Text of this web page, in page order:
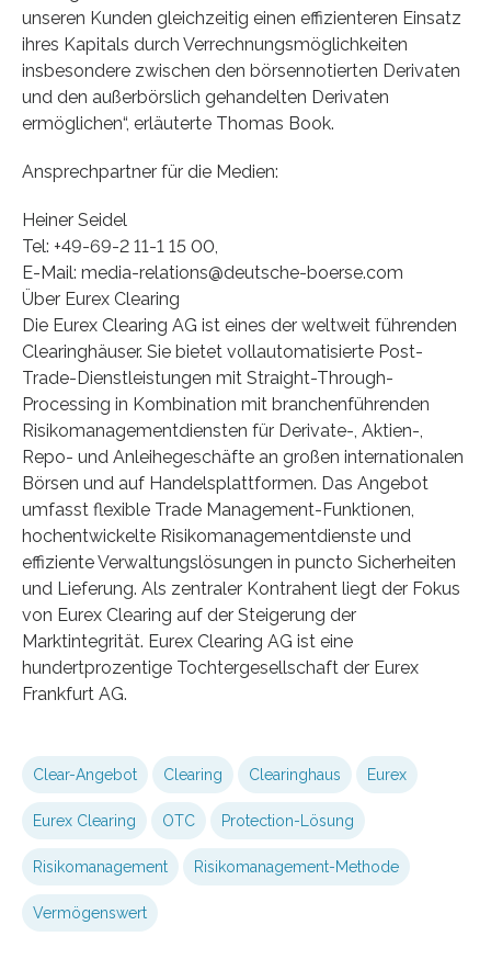
unseren Kunden gleichzeitig einen effizienteren Einsatz
ihres Kapitals durch Verrechnungsmöglichkeiten
insbesondere zwischen den börsennotierten Derivaten
und den außerbörslich gehandelten Derivaten
ermöglichen“, erläuterte Thomas Book.
Ansprechpartner für die Medien:
Heiner Seidel
Tel: +49-69-2 11-1 15 00,
E-Mail: media-relations@deutsche-boerse.com
Über Eurex Clearing
Die Eurex Clearing AG ist eines der weltweit führenden
Clearinghäuser. Sie bietet vollautomatisierte Post-
Trade-Dienstleistungen mit Straight-Through-
Processing in Kombination mit branchenführenden
Risikomanagementdiensten für Derivate-, Aktien-,
Repo- und Anleihegeschäfte an großen internationalen
Börsen und auf Handelsplattformen. Das Angebot
umfasst flexible Trade Management-Funktionen,
hochentwickelte Risikomanagementdienste und
effiziente Verwaltungslösungen in puncto Sicherheiten
und Lieferung. Als zentraler Kontrahent liegt der Fokus
von Eurex Clearing auf der Steigerung der
Marktintegrität. Eurex Clearing AG ist eine
hundertprozentige Tochtergesellschaft der Eurex
Frankfurt AG.
Clear-Angebot Clearing Clearinghaus Eurex
Eurex Clearing OTC Protection-Lösung
Risikomanagement Risikomanagement-Methode
Vermögenswert